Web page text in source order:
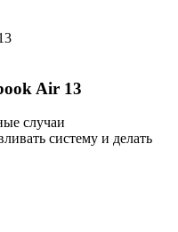
Air 13
случаи
систему и делать